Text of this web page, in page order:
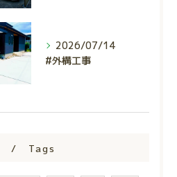
2026/07/14
#外構工事
Tags